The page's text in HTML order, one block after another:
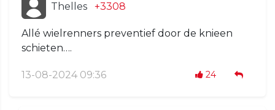
Thelles +3308
Allé wielrenners preventief door de knieen
schieten….
13-08-2024 09:36 24